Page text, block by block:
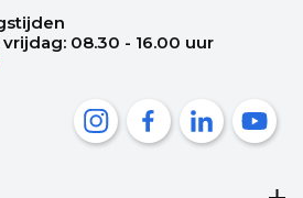
08.30 - 16.00 uur